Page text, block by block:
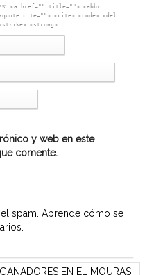
<a href="" title=""> <abbr
cite=""> <cite> <code> <del
<strong>
y web en este
comente.
spam. Aprende cómo se
EN EL MOURAS